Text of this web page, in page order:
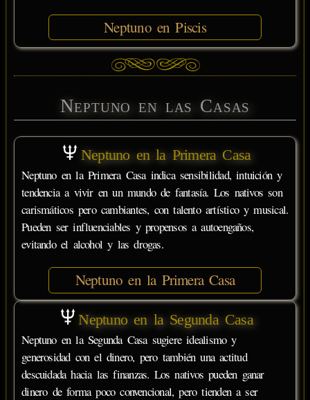
Neptuno en Piscis
Neptuno en las Casas
Neptuno en la Primera Casa
Neptuno en la Primera Casa indica sensibilidad, intuición y
tendencia a vivir en un mundo de fantasía. Los nativos son
carismáticos pero cambiantes, con talento artístico y musical.
Pueden ser influenciables y propensos a autoengaños,
evitando el alcohol y las drogas.
Neptuno en la Primera Casa
Neptuno en la Segunda Casa
Neptuno en la Segunda Casa sugiere idealismo y
generosidad con el dinero, pero también una actitud
descuidada hacia las finanzas. Los nativos pueden ganar
dinero de forma poco convencional, pero tienden a ser